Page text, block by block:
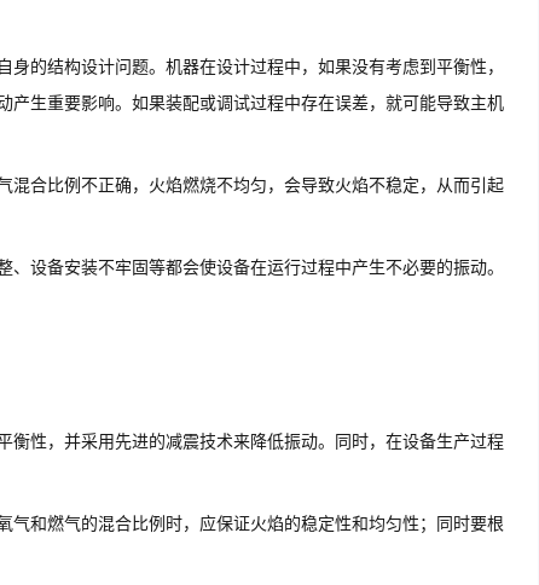
的结构设计问题。机器在设计过程中，如果没有考虑到平衡性，
生重要影响。如果装配或调试过程中存在误差，就可能导致主机
合比例不正确，火焰燃烧不均匀，会导致火焰不稳定，从而引起
设备安装不牢固等都会使设备在运行过程中产生不必要的振动。
性，并采用先进的减震技术来降低振动。同时，在设备生产过程
和燃气的混合比例时，应保证火焰的稳定性和均匀性；同时要根